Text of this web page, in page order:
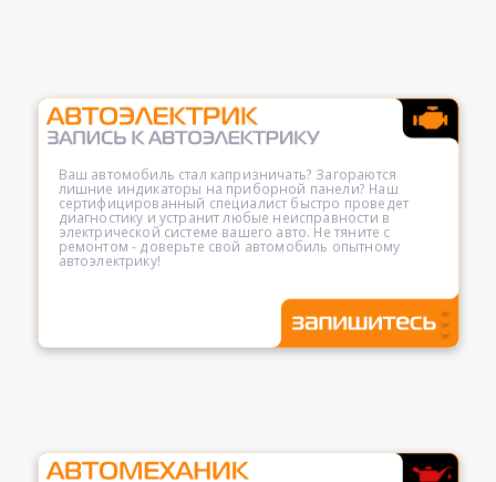
Ваш автомобиль стал капризничать? Загораются
лишние индикаторы на приборной панели? Наш
сертифицированный специалист быстро проведет
диагностику и устранит любые неисправности в
электрической системе вашего авто. Не тяните с
ремонтом - доверьте свой автомобиль опытному
автоэлектрику!